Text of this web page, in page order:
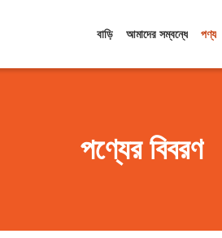
বাড়ি আমাদের সম্বন্ধে পণ্য
পণ্যের বিবরণ